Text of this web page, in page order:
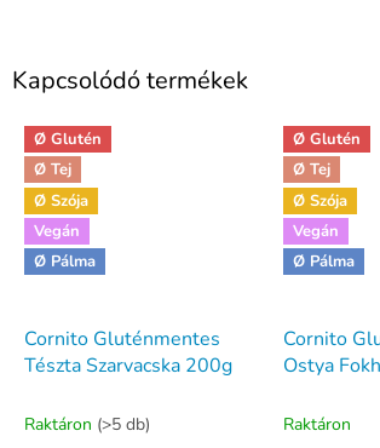
Kapcsolódó termékek
Ø Glutén
Ø Tej
Ø Szója
Vegán
Ø Pálma
Cornito Gluténmentes
Tészta Szarvacska 200g
Raktáron (>5 db)
Ø Glutén
Ø Tej
Ø Szója
Vegán
Ø Pálma
Cornito
Ostya
Raktáron